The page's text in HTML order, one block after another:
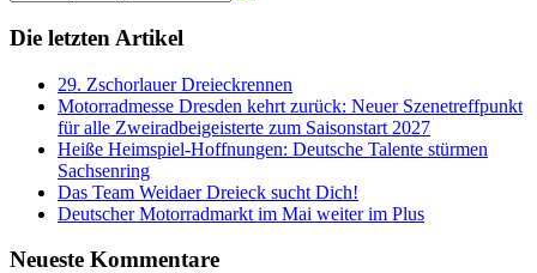
Die letzten Artikel
29. Zschorlauer Dreieckrennen
Motorradmesse Dresden kehrt zurück: Neuer Szenetreffpunkt
für alle Zweiradbeigeisterte zum Saisonstart 2027
Heiße Heimspiel-Hoffnungen: Deutsche Talente stürmen
Sachsenring
Das Team Weidaer Dreieck sucht Dich!
Deutscher Motorradmarkt im Mai weiter im Plus
Neueste Kommentare